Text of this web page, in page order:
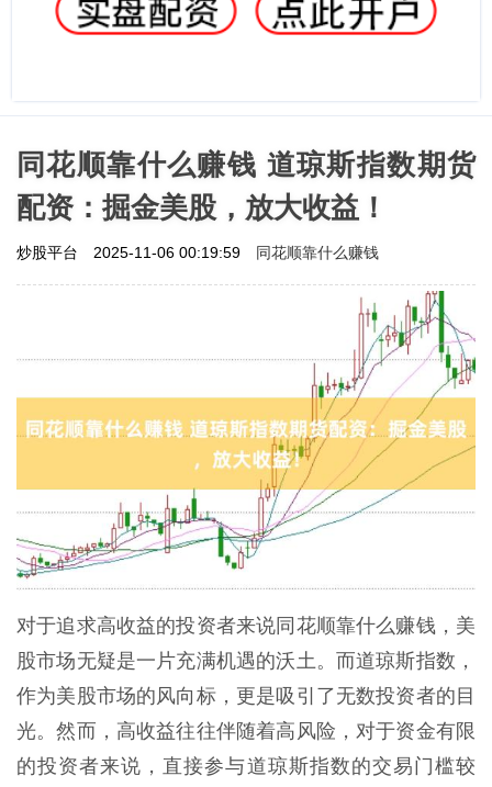
同花顺靠什么赚钱 道琼斯指数期货
配资：掘金美股，放大收益！
炒股平台 2025-11-06 00:19:59 同花顺靠什么赚钱
对于追求高收益的投资者来说同花顺靠什么赚钱，美
股市场无疑是一片充满机遇的沃土。而道琼斯指数，
作为美股市场的风向标，更是吸引了无数投资者的目
光。然而，高收益往往伴随着高风险，对于资金有限
的投资者来说，直接参与道琼斯指数的交易门槛较